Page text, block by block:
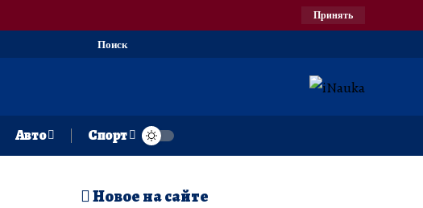
Принять
Поиск
Авто Спорт
Новое на сайте